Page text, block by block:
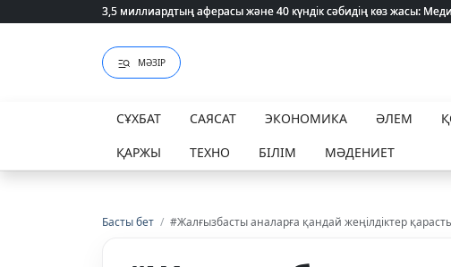
3,5 миллиардтың аферасы және 40 күндік сәбидің көз жасы:
3,5 миллиардтың аферасы және 40 күндік сәбидің көз жасы:
МӘЗІР
СҰХБАТ САЯСАТ ЭКОНОМИКА ӘЛЕМ
ҚАРЖЫ
ТЕХНО БІЛІМ МӘДЕНИЕТ
Басты бет / #Жалғызбасты аналарға қандай жеңілдіктер